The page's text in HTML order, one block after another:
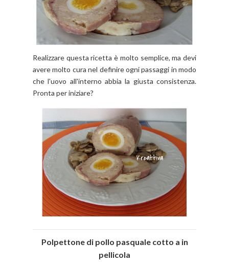
Realizzare questa ricetta è molto semplice, ma devi
avere molto cura nel definire ogni passaggi in modo
che l'uovo all'interno abbia la giusta consistenza.
Pronta per iniziare?
Polpettone di pollo pasquale cotto a in
pellicola